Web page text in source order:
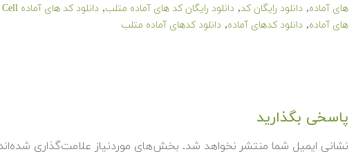
های آماده, دانلود رایگان کد, دانلود رایگان کد های آماده متلب, دانلود کد های آماده Fuel Cell
های آماده, دانلود کدهای آماده, دانلود کدهای آماده متلب
پاسخی بگذارید
نشانی ایمیل شما منتشر نخواهد شد. بخش‌های موردنیاز علامت‌گذاری